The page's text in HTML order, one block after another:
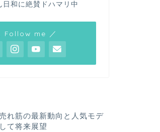
和に絶賛ドハマリ中
Follow me ／
れ筋の最新動向と人気モデ
て将来展望